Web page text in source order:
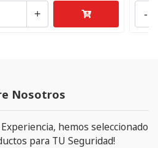
+ -
Nosotros
hemos seleccionado
para TU Seguridad!